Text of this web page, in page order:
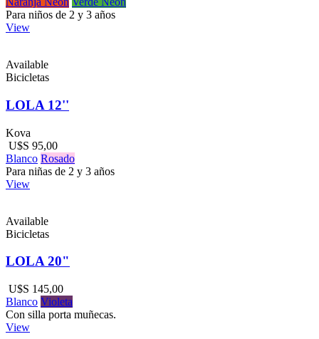
Para niños de 2 y 3 años
View
Available
Bicicletas
LOLA 12''
Kova
U$S 95,00
Blanco Rosado
Para niñas de 2 y 3 años
View
Available
Bicicletas
LOLA 20"
U$S 145,00
Blanco Violeta
Con silla porta muñecas.
View